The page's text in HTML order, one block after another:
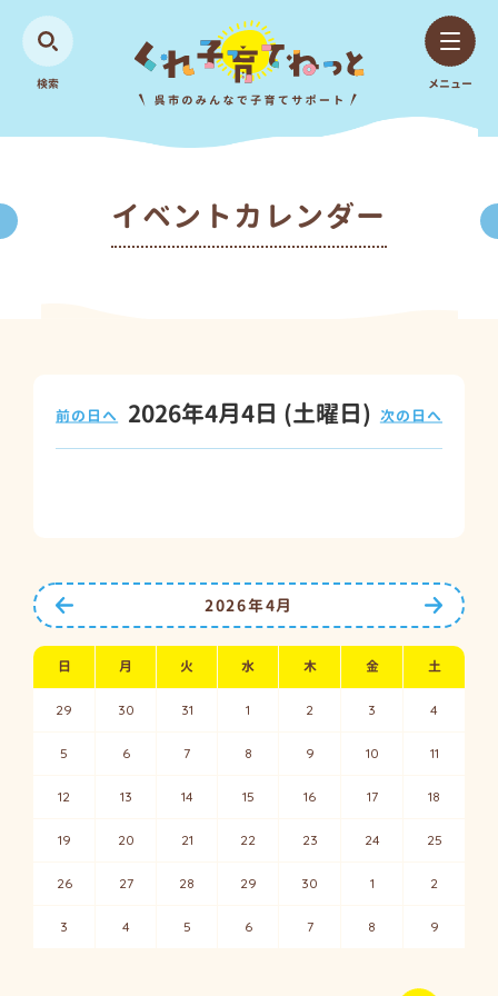
検索 メニュー
イベントカレンダー
2026年4月4日 (土曜日)
前の日へ 次の日へ
次の月
2026年4月
日 月 火 水 木 金 土
29 30 31 1 2 3 4
5 6 7 8 9 10 11
12 13 14 15 16 17 18
19 20 21 22 23 24 25
26 27 28 29 30 1 2
3 4 5 6 7 8 9